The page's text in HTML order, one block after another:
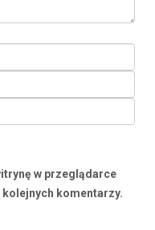
w przeglądarce
kolejnych komentarzy.